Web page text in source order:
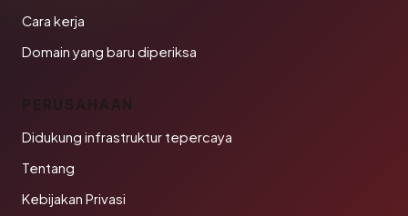
Cara kerja
Domain yang baru diperiksa
PERUSAHAAN
Didukung infrastruktur tepercaya
Tentang
Kebijakan Privasi